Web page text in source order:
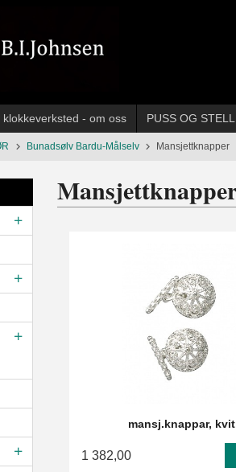
klokkeverksted - om oss PUSS OG
Bunadsølv Bardu-Målselv Mansjettknapper
mansj.knappar, kvit
1 382,00